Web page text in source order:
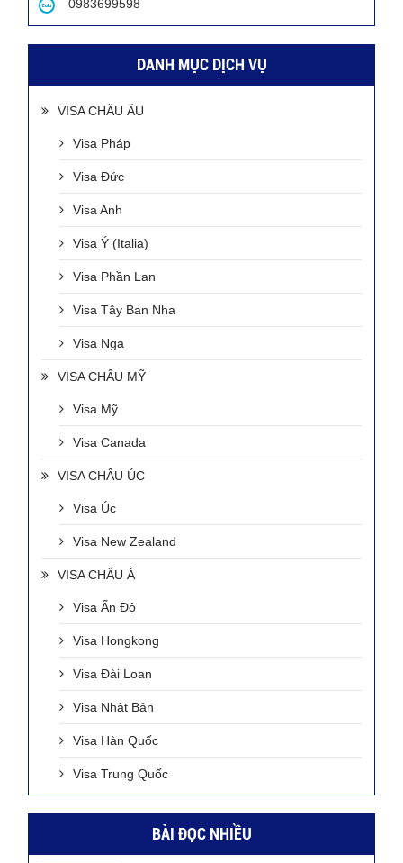
0983699598
DANH MỤC DỊCH VỤ
VISA CHÂU ÂU
Visa Pháp
Visa Đức
Visa Anh
Visa Ý (Italia)
Visa Phần Lan
Visa Tây Ban Nha
Visa Nga
VISA CHÂU MỸ
Visa Mỹ
Visa Canada
VISA CHÂU ÚC
Visa Úc
Visa New Zealand
VISA CHÂU Á
Visa Ấn Độ
Visa Hongkong
Visa Đài Loan
Visa Nhật Bản
Visa Hàn Quốc
Visa Trung Quốc
BÀI ĐỌC NHIỀU